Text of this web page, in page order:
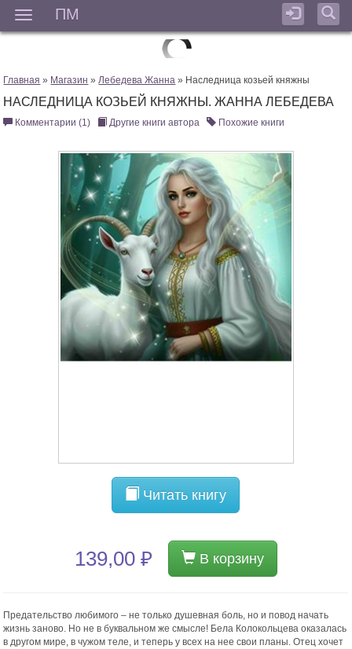
ПМ
Главная » Магазин »Лебедева Жанна » Наследница козьей княжны
НАСЛЕДНИЦА КОЗЬЕЙ КНЯЖНЫ. ЖАННА ЛЕБЕДЕВА
Комментарии (1) Другие книги автора Похожие книги
Читать книгу
139,00 ₽ В корзину
Предательство любимого – не только душевная боль, но и повод начать
жизнь заново. Но не в буквальном же смысле! Бела Колокольцева оказалась
в другом мире, в чужом теле, и теперь у всех на нее свои планы. Отец хочет